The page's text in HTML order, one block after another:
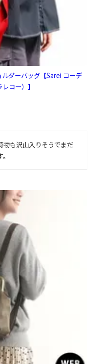
ルダーバッグ【Sarei コーデ
コー）】
物も沢山入りそうでまだ